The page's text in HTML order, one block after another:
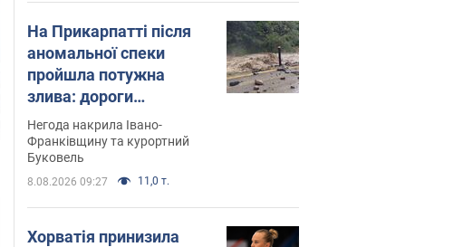
На Прикарпатті після
аномальної спеки
пройшла потужна
злива: дороги
перетворились на
річки. Відео
Негода накрила Івано-
Франківщину та курортний
Буковель
8.08.2026 09:27 11,0 т.
Хорватія принизила